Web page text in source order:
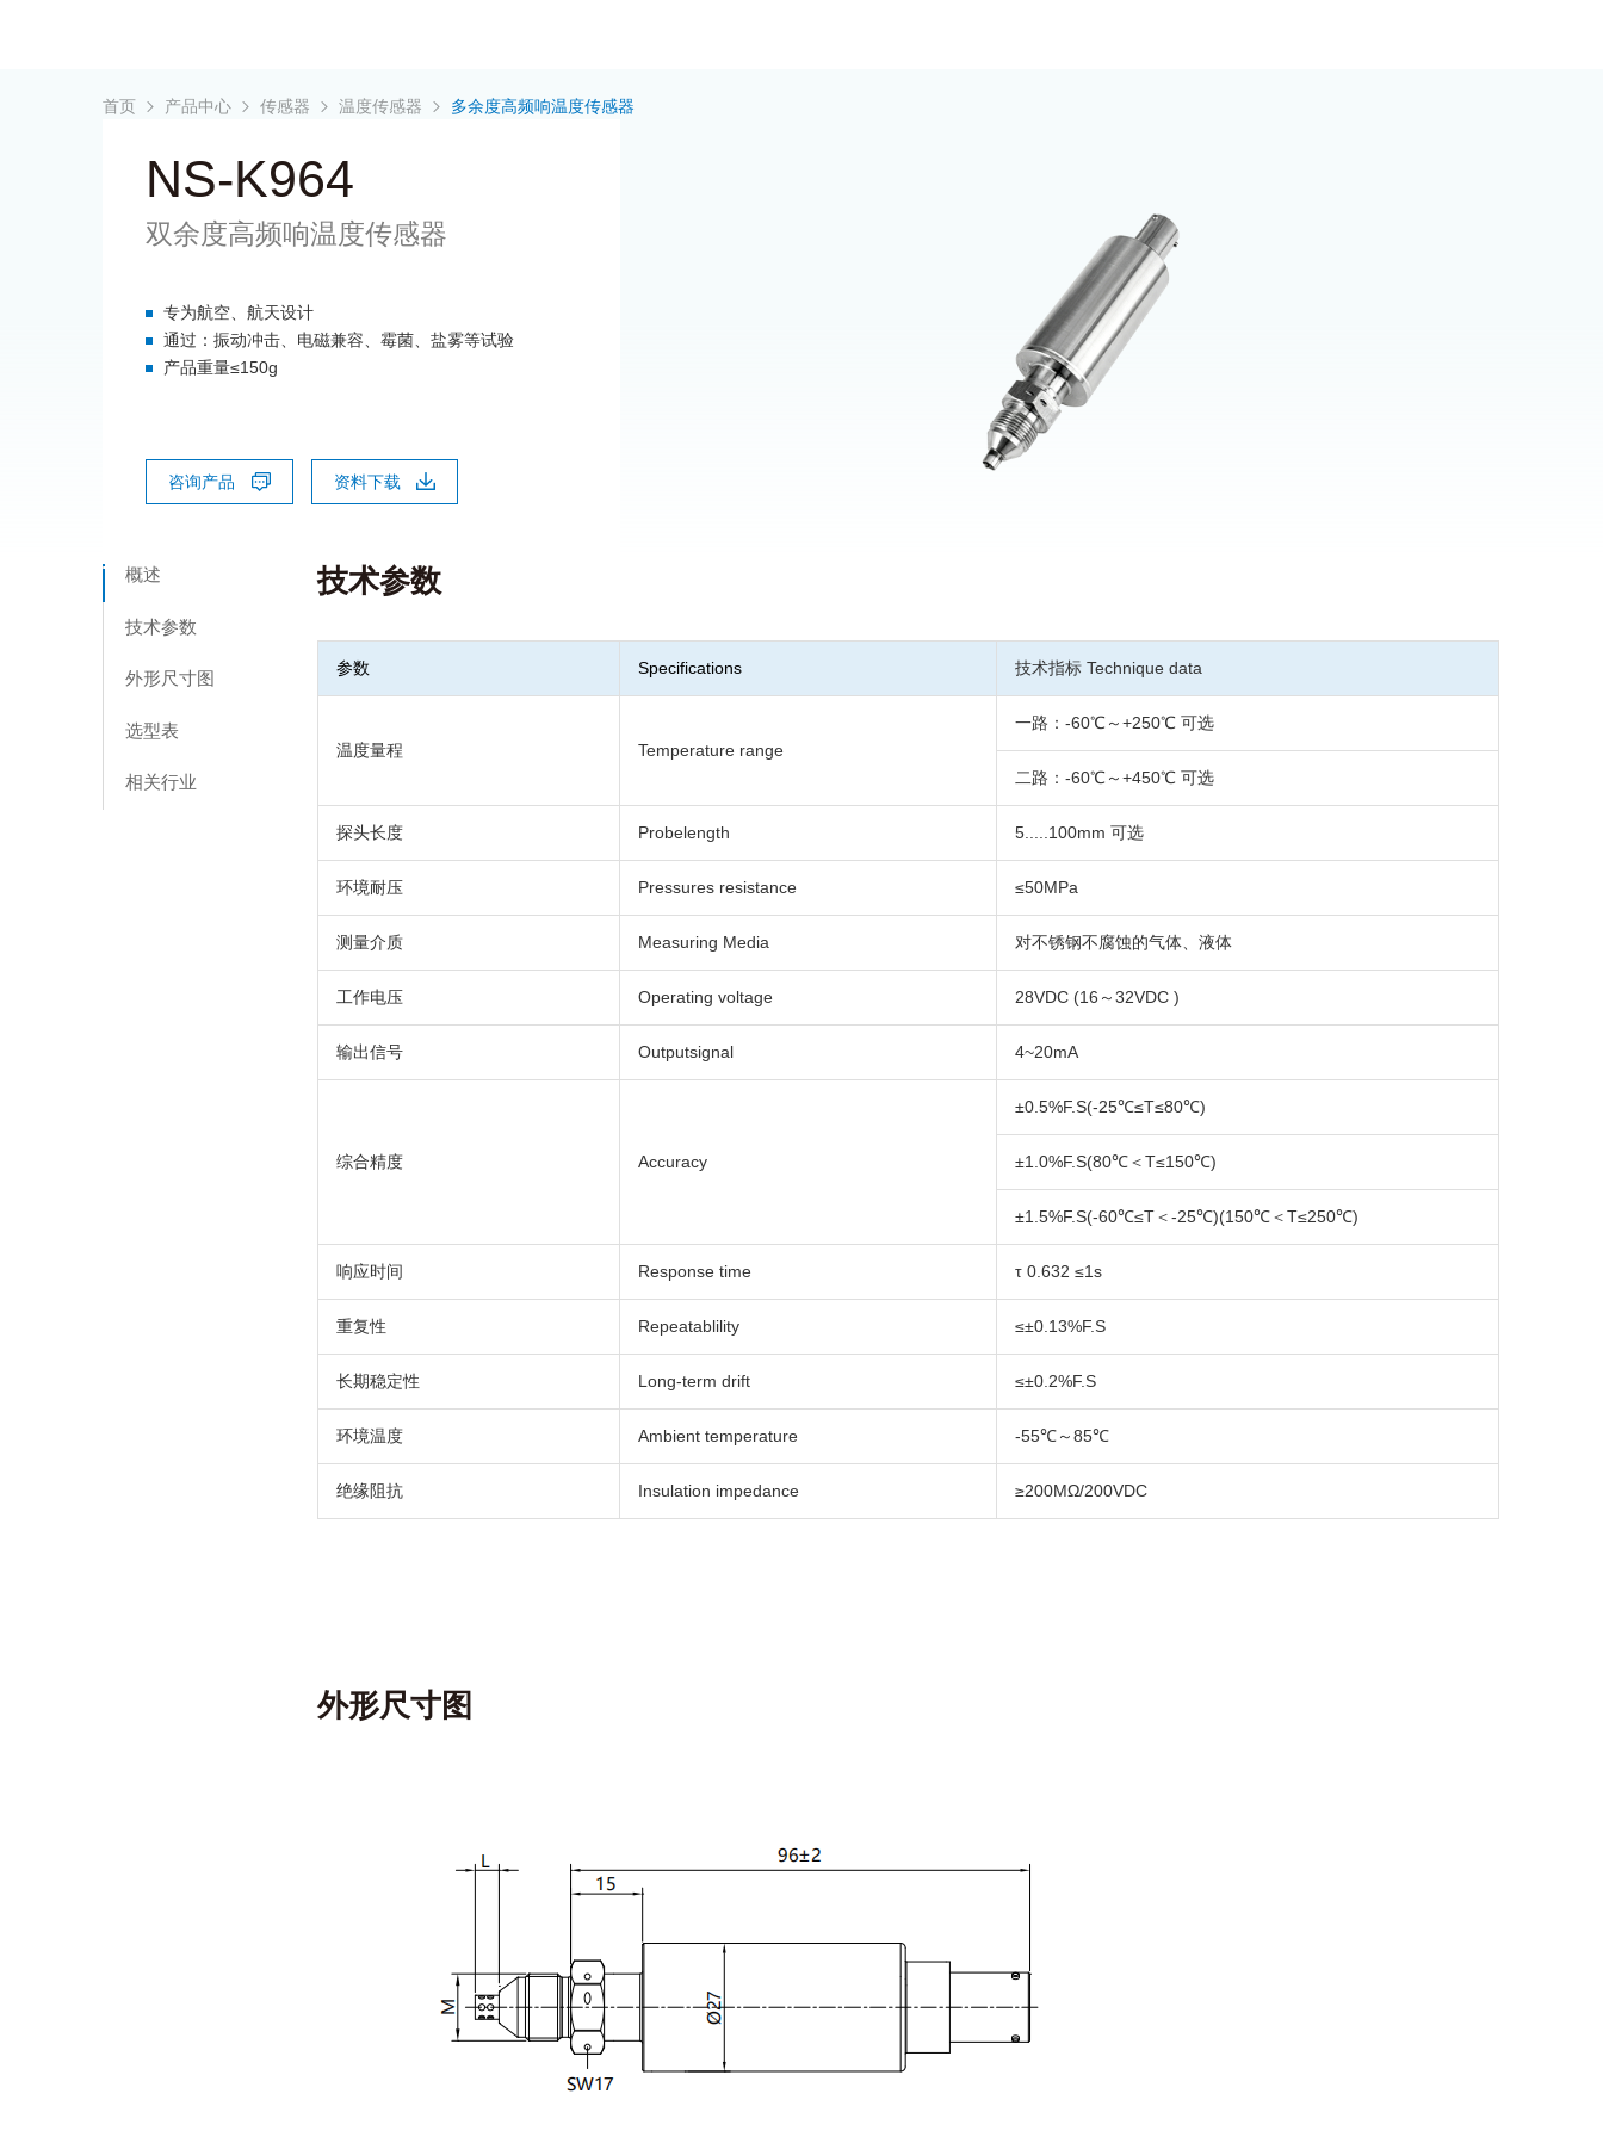
首页 产品中心 传感器 温度传感器 多余度高频响温度传感器
NS-K964
双余度高频响温度传感器
专为航空、航天设计
通过：振动冲击、电磁兼容、霉菌、盐雾等试验
产品重量≤150g
咨询产品 资料下载
概述
技术参数
外形尺寸图
选型表
相关行业
技术参数
参数 Specifications 技术指标 Technique data
温度量程 Temperature range
一路：-60℃～+250℃ 可选
二路：-60℃～+450℃ 可选
探头长度 Probelength 5.....100mm 可选
环境耐压 Pressures resistance ≤50MPa
测量介质 Measuring Media 对不锈钢不腐蚀的气体、液体
工作电压 Operating voltage 28VDC (16～32VDC )
输出信号 Outputsignal 4~20mA
综合精度 Accuracy
±0.5%F.S(-25℃≤T≤80℃)
±1.0%F.S(80℃＜T≤150℃)
±1.5%F.S(-60℃≤T＜-25℃)(150℃＜T≤250℃)
响应时间 Response time τ 0.632 ≤1s
重复性 Repeatablility ≤±0.13%F.S
长期稳定性 Long-term drift ≤±0.2%F.S
环境温度 Ambient temperature -55℃～85℃
绝缘阻抗 Insulation impedance ≥200MΩ/200VDC
外形尺寸图